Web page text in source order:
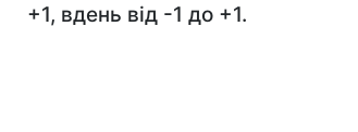
+1, вдень від -1 до +1.